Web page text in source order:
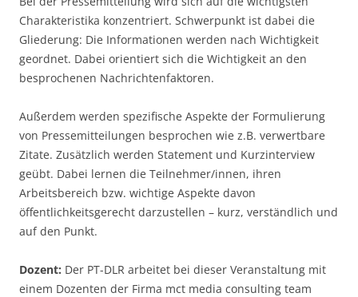
Charakteristika konzentriert. Schwerpunkt ist dabei die
Gliederung: Die Informationen werden nach Wichtigkeit
geordnet. Dabei orientiert sich die Wichtigkeit an den
besprochenen Nachrichtenfaktoren.
Außerdem werden spezifische Aspekte der Formulierung
von Pressemitteilungen besprochen wie z.B. verwertbare
Zitate. Zusätzlich werden Statement und Kurzinterview
geübt. Dabei lernen die Teilnehmer/innen, ihren
Arbeitsbereich bzw. wichtige Aspekte davon
öffentlichkeitsgerecht darzustellen – kurz, verständlich und
auf den Punkt.
Dozent: Der PT-DLR arbeitet bei dieser Veranstaltung mit
einem Dozenten der Firma mct media consulting team